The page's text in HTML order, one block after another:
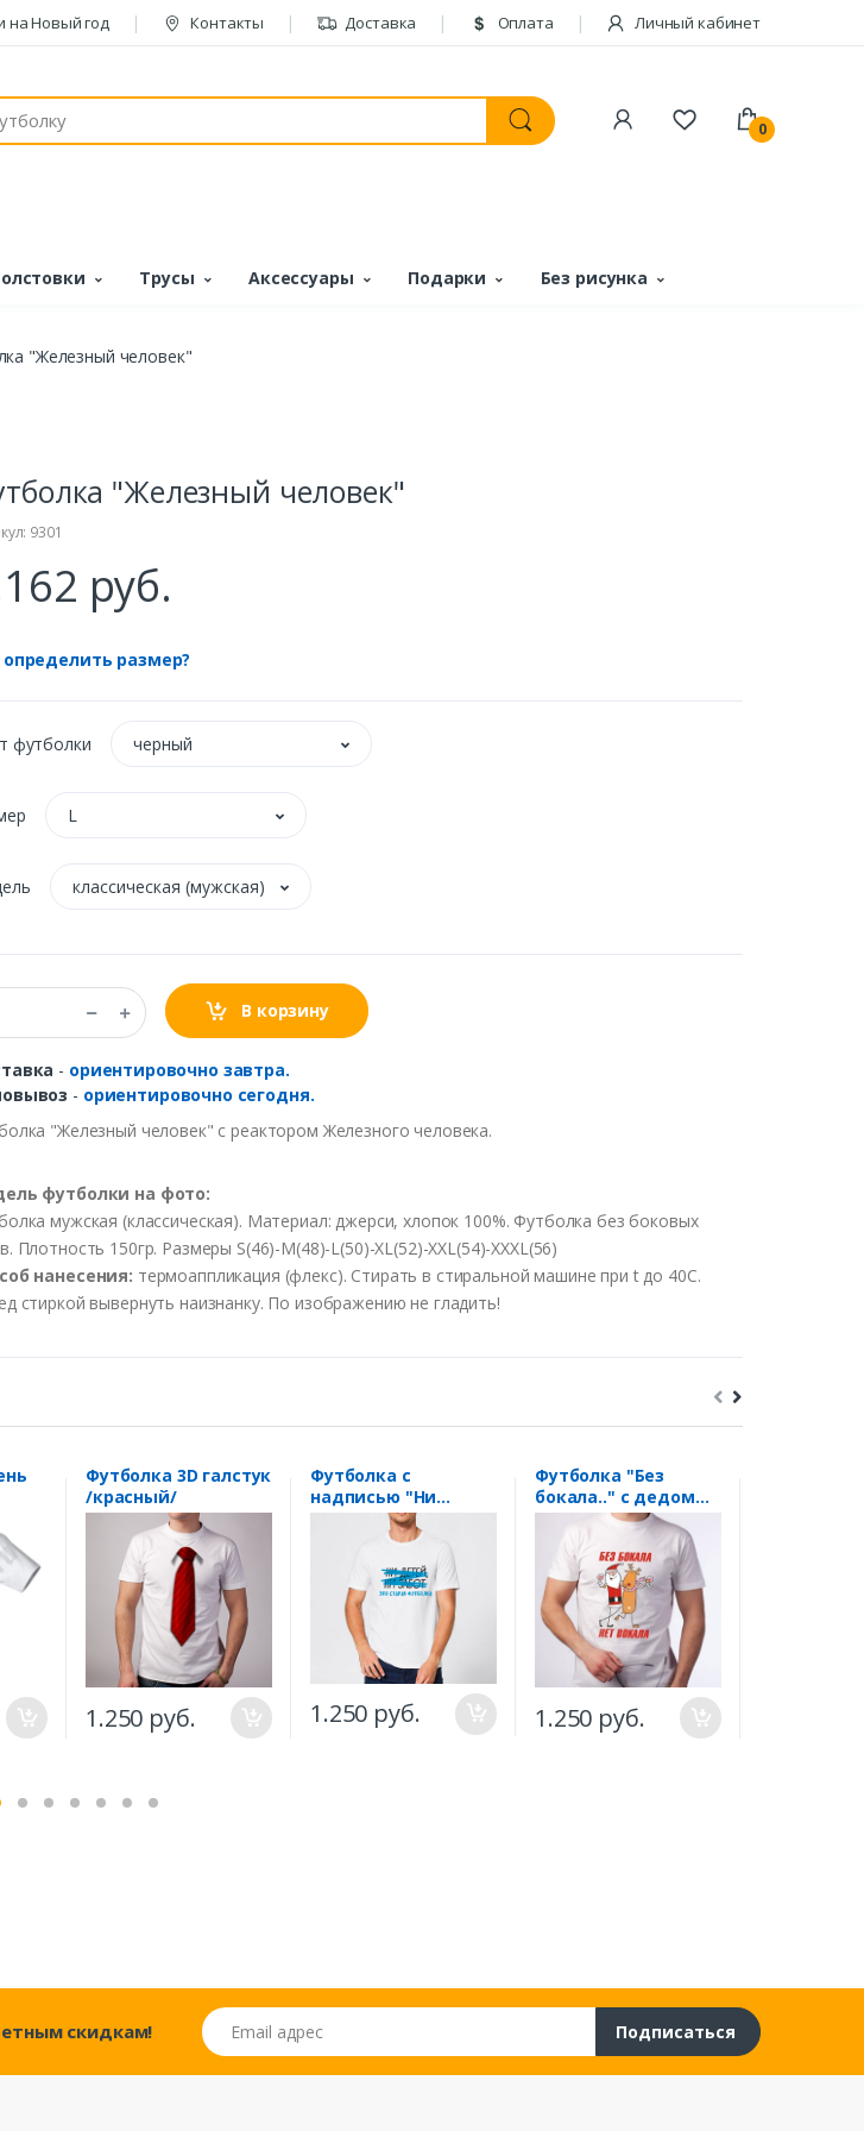
на Новый год Контакты Доставка Оплата Личный кабинет
0
Трусы Аксессуары Подарки Без рисунка
"Железный человек"
"Железный человек"
9301
руб.
определить размер?
футболки черный
L
классическая (мужская)
В корзину
- ориентировочно завтра.
- ориентировочно сегодня.
"Железный человек" с реактором Железного человека.
футболки на фото:
мужская (классическая). Материал: джерси, хлопок 100%. Футболка без боковых
Плотность 150гр. Размеры S(46)-M(48)-L(50)-XL(52)-XXL(54)-XXXL(56)
нанесения: термоаппликация (флекс). Стирать в стиральной машине при t до 40С.
стиркой вывернуть наизнанку. По изображению не гладить!
Футболка 3D галстук
/красный/
1.250 руб.
Футболка с
надписью "Ни
детей, ни забот"
1.250 руб.
Футболка "Без
бокала.." с дедом
морозом
1.250 руб.
скидкам!
Email адрес
Подписаться